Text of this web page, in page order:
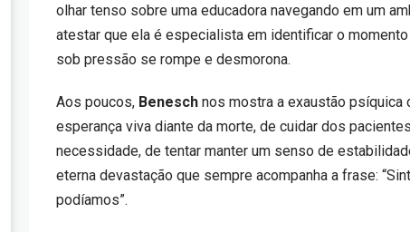
olhar tenso sobre uma educadora navegando em um
atestar que ela é especialista em identificar o
sob pressão se rompe e desmorona.
Aos poucos, Benesch nos mostra a exaustão psíquica
esperança viva diante da morte, de cuidar dos
necessidade, de tentar manter um senso de
eterna devastação que sempre acompanha a frase:
podíamos”.